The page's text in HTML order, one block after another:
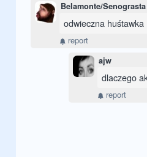
Belamonte/Senograsta
odwieczna huśtawka
report
ajw
dlaczego
report